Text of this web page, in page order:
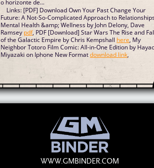
o horizonte de...
Links: [PDF] Download Own Your Past Change Your
Future: A Not-So-Complicated Approach to
Mental Health &amp; Wellness by John Delony, Dave
Ramsey pdf, PDF [Download] Star Wars The Rise and
of the Galactic Empire by Chris Kempshall here, My
Neighbor Totoro Film Comic: All-in-One Edition by
Miyazaki on Iphone New Formatdownload link,
WWW.GMBINDER.COM